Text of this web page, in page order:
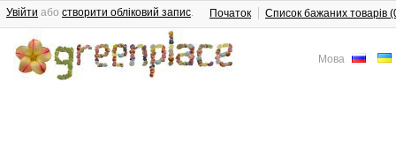
Мова
Увійти або створити обліковий запис. Початок Список бажаних товарів